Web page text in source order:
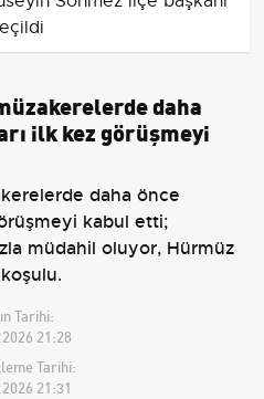
daha
ilk kez görüşmeyi
daha önce
kabul etti;
müdahil oluyor, Hürmüz
Tarihi:
21:28
Tarihi:
21:31